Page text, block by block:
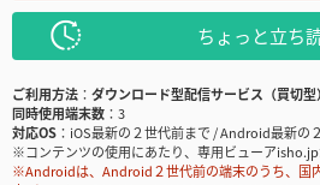
ちょっと立ち
ご利用方法
ダウンロード型配信サービス（買切型）
同時使用端末数
3
対応OS
iOS最新の２世代前まで / Android最新の
※コンテンツの使用にあたり、専用ビューア
※Androidは、Android２世代前の端末のうち、国